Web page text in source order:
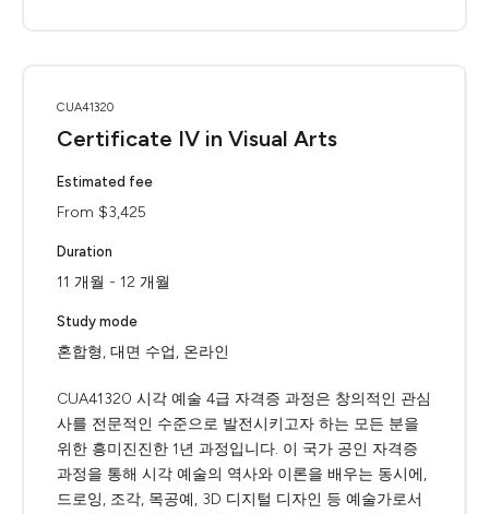
CUA41320
Certificate IV in Visual Arts
Estimated fee
From $3,425
Duration
11 개월 - 12 개월
Study mode
혼합형, 대면 수업, 온라인
CUA41320 시각 예술 4급 자격증 과정은 창의적인 관심
사를 전문적인 수준으로 발전시키고자 하는 모든 분을
위한 흥미진진한 1년 과정입니다. 이 국가 공인 자격증
과정을 통해 시각 예술의 역사와 이론을 배우는 동시에,
드로잉, 조각, 목공예, 3D 디지털 디자인 등 예술가로서